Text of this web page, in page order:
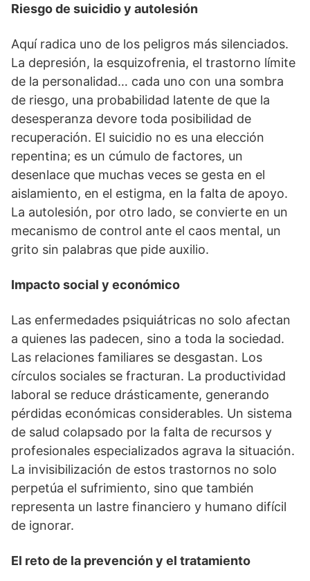
Riesgo de suicidio y autolesión
Aquí radica uno de los peligros más silenciados.
La depresión, la esquizofrenia, el trastorno límite
de la personalidad… cada uno con una sombra
de riesgo, una probabilidad latente de que la
desesperanza devore toda posibilidad de
recuperación. El suicidio no es una elección
repentina; es un cúmulo de factores, un
desenlace que muchas veces se gesta en el
aislamiento, en el estigma, en la falta de apoyo.
La autolesión, por otro lado, se convierte en un
mecanismo de control ante el caos mental, un
grito sin palabras que pide auxilio.
Impacto social y económico
Las enfermedades psiquiátricas no solo afectan
a quienes las padecen, sino a toda la sociedad.
Las relaciones familiares se desgastan. Los
círculos sociales se fracturan. La productividad
laboral se reduce drásticamente, generando
pérdidas económicas considerables. Un sistema
de salud colapsado por la falta de recursos y
profesionales especializados agrava la situación.
La invisibilización de estos trastornos no solo
perpetúa el sufrimiento, sino que también
representa un lastre financiero y humano difícil
de ignorar.
El reto de la prevención y el tratamiento